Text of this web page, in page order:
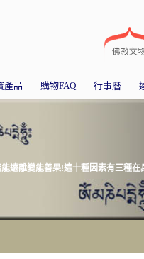
產品 購物FAQ 行事曆
遠離變能善果!這十種因素有三種